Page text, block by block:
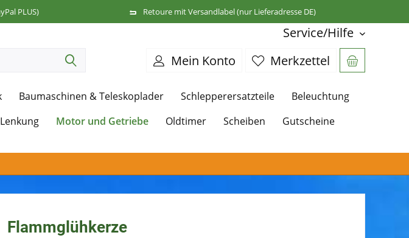
PLUS) Retoure mit Versandlabel (nur Lieferadresse DE)
Service/Hilfe
Merkzettel
Mein Konto
Baumaschinen & Teleskoplader Schlepperersatzteile
Beleuchtung
Lenkung Motor und Getriebe Oldtimer Scheiben
Gutscheine
Flammglühkerze